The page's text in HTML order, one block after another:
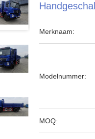
Merknaam:
Modelnummer:
MOQ: